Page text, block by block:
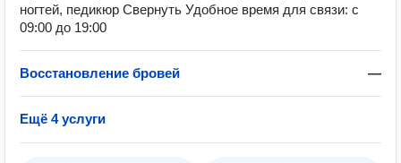
ногтей, педикюр Свернуть Удобное время для связи: с
09:00 до 19:00
Восстановление бровей —
Ещё 4 услуги